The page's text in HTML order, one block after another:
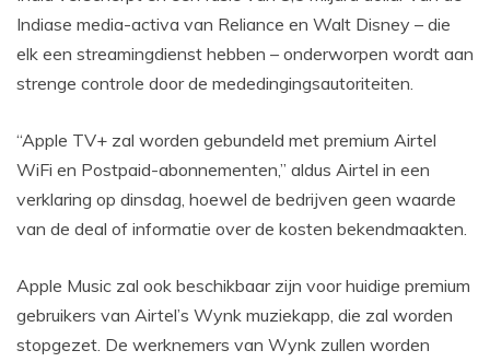
Indiase media-activa van Reliance en Walt Disney – die
elk een streamingdienst hebben – onderworpen wordt aan
strenge controle door de mededingingsautoriteiten.
“Apple TV+ zal worden gebundeld met premium Airtel
WiFi en Postpaid-abonnementen,” aldus Airtel in een
verklaring op dinsdag, hoewel de bedrijven geen waarde
van de deal of informatie over de kosten bekendmaakten.
Apple Music zal ook beschikbaar zijn voor huidige premium
gebruikers van Airtel’s Wynk muziekapp, die zal worden
stopgezet. De werknemers van Wynk zullen worden